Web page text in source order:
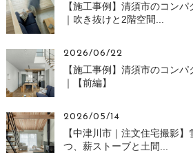
【施工事例】清須市のコン
｜吹き抜けと2階空間...
2026/06/22
【施工事例】清須市のコン
｜【前編】
2026/05/14
【中津川市｜注文住宅撮影
つ、薪ストーブと土間...